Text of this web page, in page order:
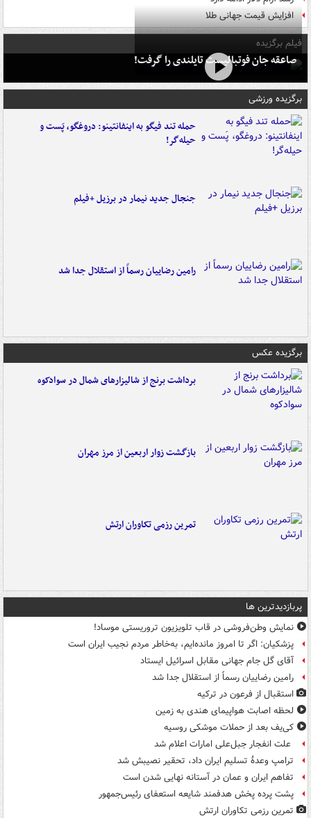
افزایش قیمت جهانی طلا
فیلم برگزیده
صاعقه جان فوتبالیست تایلندی را گرفت!
برگزیده ورزشی
حمله تند فیگو به اینفانتینو: دروغگو، پَست‌ و
حیله‌گر!
جنجال جدید نیمار در برزیل +فیلم
رامین رضاییان رسماً از استقلال جدا شد
برگزیده عکس
برداشت برنج از شالیزارهای شمال در سوادکوه
بازگشت زوار اربعین از مرز مهران
تمرین رزمی تکاوران ارتش
پربازدیدترین ها
نمایش وطن‌فروشی در قاب تلویزیون تروریستی موساد!
پزشکیان: اگر تا امروز مانده‌ایم، به‌خاطر مردم نجیب ایران است
آقای گل جام جهانی مقابل اسرائیل ایستاد
رامین رضاییان رسماً از استقلال جدا شد
استقبال از فرعون در ترکیه
لحظه اصابت هواپیمای هندی به زمین
کی‌یف بعد از حملات موشکی روسیه
علت انفجار جبل‌علی امارات اعلام شد
ترامپ وعدۀ تسلیم ایران داد، تحقیر نصیبش شد
تفاهم ایران و عمان در آستانه نهایی شدن است
پشت پرده پخش هدفمند شایعه استعفای رئیس‌جمهور
تمرین رزمی تکاوران ارتش